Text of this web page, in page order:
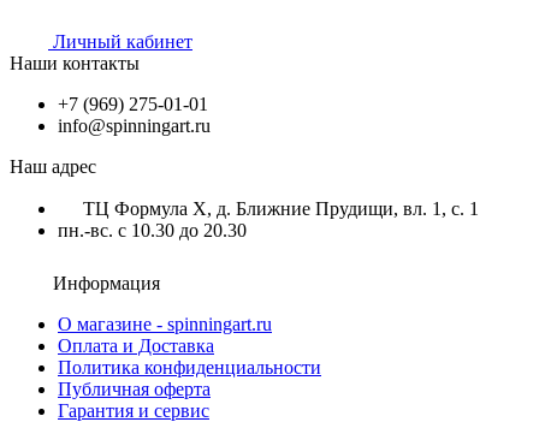
Личный кабинет
Наши контакты
+7 (969) 275-01-01
info@spinningart.ru
Наш адрес
ТЦ Формула X, д. Ближние Прудищи, вл. 1, с. 1
пн.-вс. с 10.30 до 20.30
Информация
О магазине - spinningart.ru
Оплата и Доставка
Политика конфиденциальности
Публичная оферта
Гарантия и сервис